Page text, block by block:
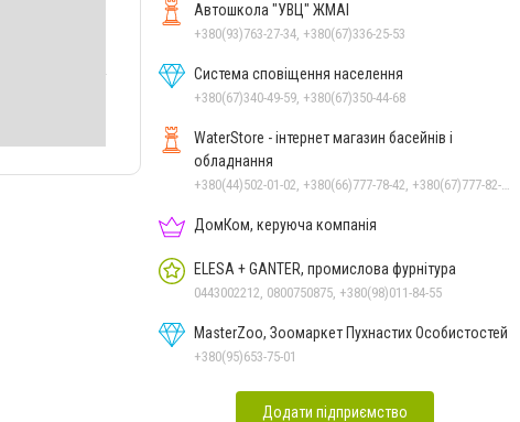
Автошкола "УВЦ" ЖМАІ
+380(93)763-27-34, +380(67)336-25-53
Система сповіщення населення
+380(67)340-49-59, +380(67)350-44-68
WaterStore - інтернет магазин басейнів і
обладнання
+380(44)502-01-02, +380(66)777-78-42, +380(67)777-82-19, +380(67)890-80-80, +380(73)890-80-80, +380(44)502-01-03
ДомКом, керуюча компанія
ELESA + GANTER, промислова фурнітура
0443002212, 0800750875, +380(98)011-84-55
MasterZoo, Зоомаркет Пухнастих Особистостей
+380(95)653-75-01
Додати підприємство